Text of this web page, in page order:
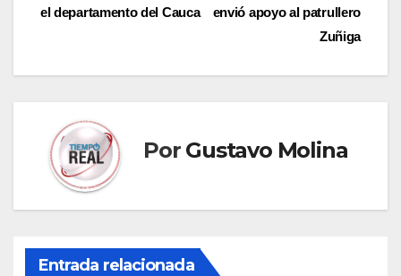
envió apoyo al patrullero
Zuñiga
el departamento del Cauca
Por Gustavo Molina
Entrada relacionada